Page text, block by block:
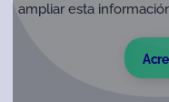
ampliar esta